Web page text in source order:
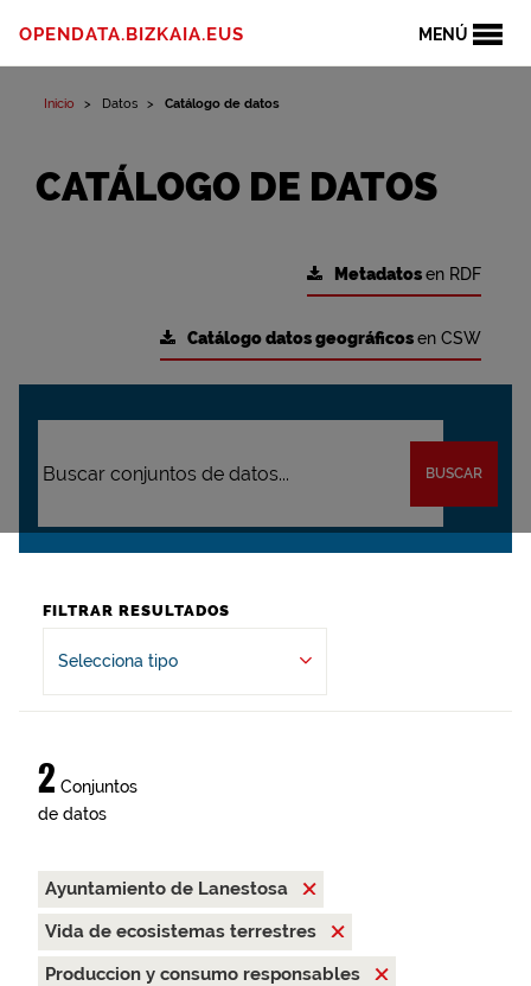
MENÚ
OPENDATA.BIZKAIA.EUS
Inicio Datos Catálogo de datos
CATÁLOGO DE DATOS
Metadatosen RDF
Catálogo datos geográficosen CSW
BUSCAR
FILTRAR RESULTADOS
Selecciona tipo
2 Conjuntos
de datos
Ayuntamiento de Lanestosa
Vida de ecosistemas terrestres
Produccion y consumo responsables